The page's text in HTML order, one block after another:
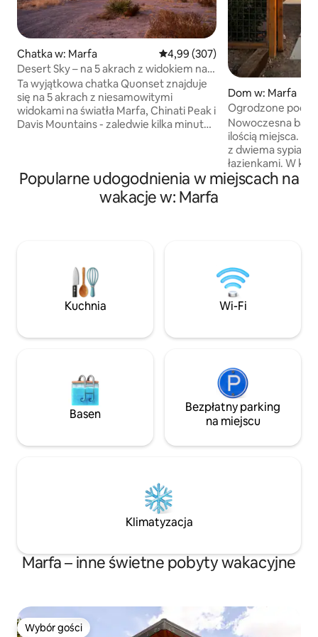
Chatka w: Marfa Średnia ocena: 4,99 na 5, liczba
4,99 (307)
Desert Sky – na 5 akrach z widokiem na
światła Marfa
Ta wyjątkowa chatka Quonset znajduje
się na 5 akrach z niesamowitymi
widokami na światła Marfa, Chinati Peak i
Davis Mountains - zaledwie kilka minut
widokami na wschody i zachody słońca
oraz wspaniałymi gwiazdami, będąc
jednocześnie wystarczająco blisko, aby
do pracy, przyjazne dla psów, pełna
kuchnia, grill, salon i jadalnia
Dom w: Marfa
Ogrodzone
przyjazne dla
Nowoczesna
ilością miejsca.
z dwiema
łazienkami. W
się łóżko typu
kuchnia
huśtawce
z domu do miasta
obserwując
niebem
i dalej.
Popularne udogodnienia w miejscach na
wakacje w: Marfa
Kuchnia Wi-Fi
Basen
Bezpłatny parking
na miejscu
Klimatyzacja
Marfa – inne świetne pobyty wakacyjne
Wybór gości
Wybór gości